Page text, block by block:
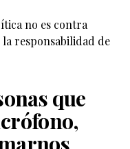
no es contra
responsabilidad de
que